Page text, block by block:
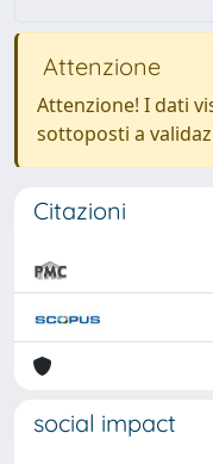
Attenzione
Attenzione! I dati
sottoposti a
Citazioni
social impact